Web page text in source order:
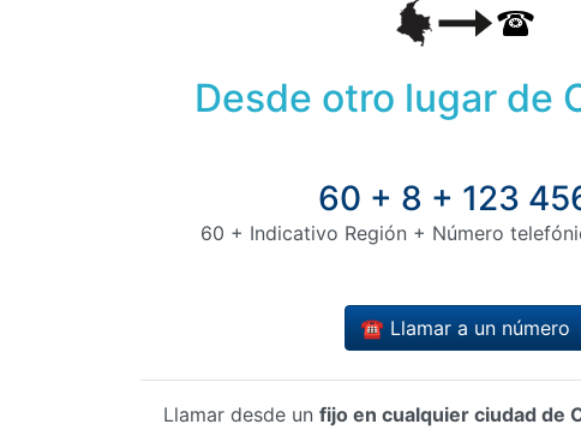
Desde otro lugar de
60 + 8 + 123
60 + Indicativo Región + Número
☎️ Llamar a un número
Llamar desde un fijo en cualquier ciudad de